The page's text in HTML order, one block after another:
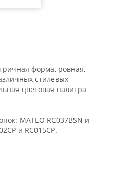
форма, ровная,
стилевых
цветовая палитра
MATEO RC037BSN и
и RC015CP.